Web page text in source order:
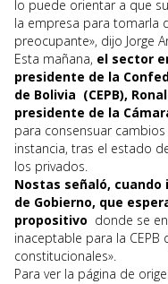
lo puede orientar a que
la empresa para tomarla
preocupante», dijo Jorge
Esta mañana, el sector
presidente de la
de Bolivia (CEPB),
presidente de la
para consensuar
instancia, tras el estado
los privados.
Nostas señaló, cuando
de Gobierno, que
propositivo donde se
inaceptable para la CEPB
constitucionales».
Para ver la página de